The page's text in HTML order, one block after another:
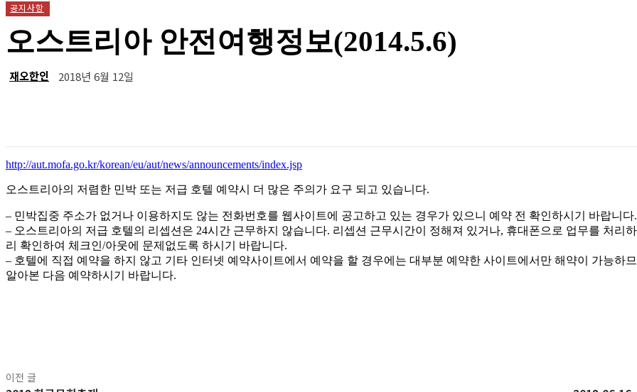
공지사항
오스트리아 안전여행정보(2014.5.6)
재오한인 2018년 6월 12일
http://aut.mofa.go.kr/korean/eu/aut/news/announcements/index.jsp
오스트리아의 저렴한 민박 또는 저급 호텔 예약시 더 많은 주의가 요구 되고 있습니다.
– 민박집중 주소가 없거나 이용하지도 않는 전화번호를 웹사이트에 공고하고 있는 경우가 있으니 예약 전 확인하시기 바랍니다.
– 오스트리아의 저급 호텔의 리셉션은 24시간 근무하지 않습니다. 리셉션 근무시간이 정해져 있거나, 휴대폰으로 업무를 처리
리 확인하여 체크인/아웃에 문제없도록 하시기 바랍니다.
– 호텔에 직접 예약을 하지 않고 기타 인터넷 예약사이트에서 예약을 할 경우에는 대부분 예약한 사이트에서만 해약이 가능하
알아본 다음 예약하시기 바랍니다.
이전 글